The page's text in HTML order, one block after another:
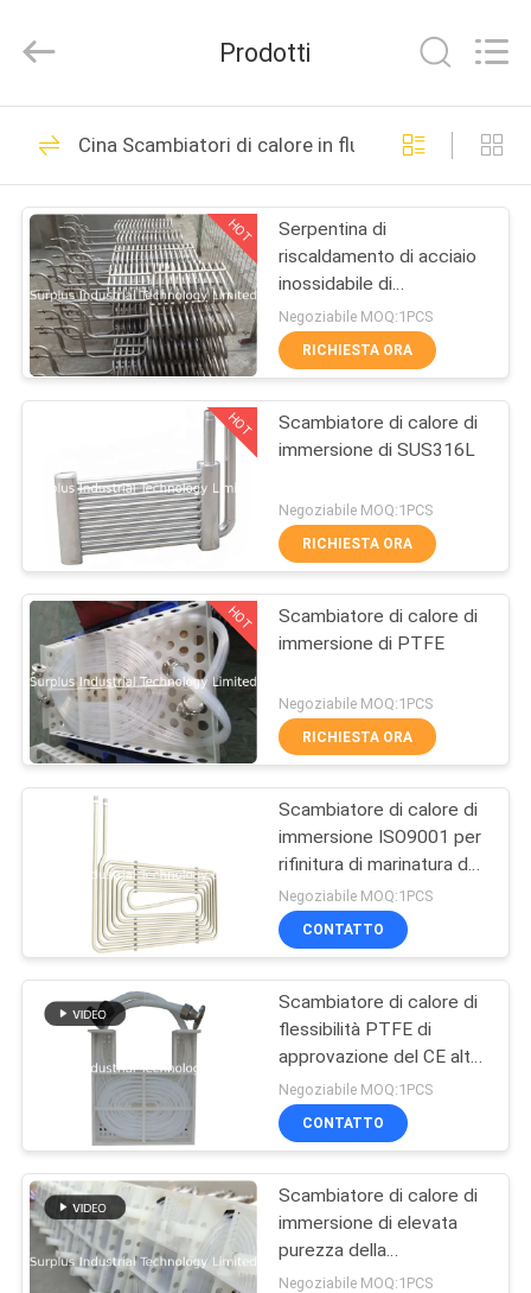
CASA.
PRODOTTI
SU
NOI
ALLA
FABBRICA
CONTROLLO
DELLA
QUALITÀ
CONTATTACI
NOTIZIE
CHIEDI UN
PREVENTIVO
MAPPA
PRIVACY
POLICY
Technology
Limited.
Reserved.
Carri armati
placcanti
52
Barilotto placcante
37
Radiatore chimico
in-linea
Riscaldatore ad
immersione di PTFE
Riscaldatore ad
immersione del ptc
6
Prodotti
Cina Scambiatori di calore in fluoro polimerici
HOT
Serpentina di
riscaldamento di acciaio
inossidabile di
approvazione di iso
Negoziabile MOQ:1PCS
RICHIESTA ORA
HOT
Scambiatore di calore di
immersione di SUS316L
Negoziabile MOQ:1PCS
RICHIESTA ORA
HOT
Scambiatore di calore di
immersione di PTFE
Negoziabile MOQ:1PCS
RICHIESTA ORA
Scambiatore di calore di
immersione ISO9001 per
rifinitura di marinatura del
metallo
Negoziabile MOQ:1PCS
CONTATTO
Scambiatore di calore di
flessibilità PTFE di
approvazione del CE alto,
scaldabagno del fascio
ad immersione
Negoziabile MOQ:1PCS
CONTATTO
Scambiatore di calore di
immersione di elevata
purezza della
metropolitana di PTFE
Negoziabile MOQ:1PCS